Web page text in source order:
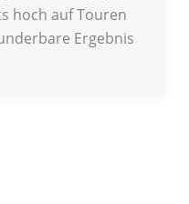
hoch auf Touren
Ergebnis